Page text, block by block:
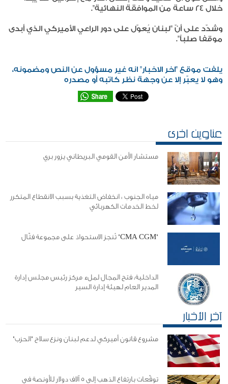
خلال 24 ساعة من الموافقة النهائية".
وشدّد على أنّ "لبنان يُعوّل على دور الراعي الأميركي الذي أبدى
موقفا صلباً".
يلفت موقع "اخر الاخبار" انه غير مسؤول عن النص ومضمونه،
وهو لا يعبّر إلا عن وجهة نظر كاتبه أو مصدره
عناوين اخرى
مستشار الأمن القومي البريطاني يزور بري
مياه الجنوب : انخفاض التغذية بسبب الانقطاع المتكرر
لخط الخدمات الكهربائي
"CMA CGM" تُنجز الاستحواذ على مجموعة فتّال
الداخلية: فتح المجال لملء مركز رئيس مجلس إدارة
المدير العام لهيئة إدارة السير
آخر الأخبار
مشروع قانون أميركي لدعم لبنان ونزع سلاح "الحزب"
توقّعات بارتفاع الذهب إلى 5 آلاف دولار للأونصة في